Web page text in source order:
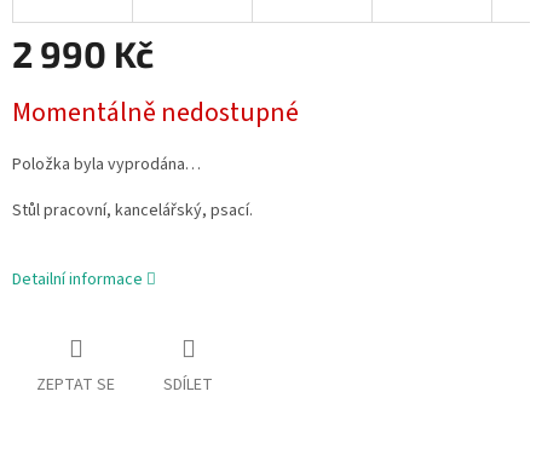
2 990 Kč
cena:
Momentálně nedostupné
Položka byla vyprodána…
Stůl pracovní, kancelářský, psací.
Detailní informace
ZEPTAT SE SDÍLET